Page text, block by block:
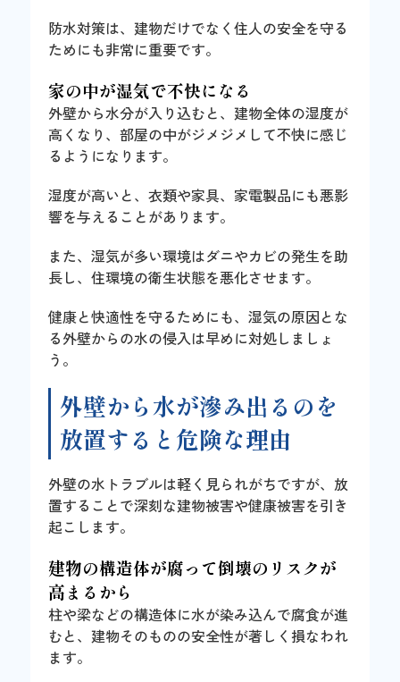
防水対策は、建物だけでなく住人の安全を守る
ためにも非常に重要です。
家の中が湿気で不快になる
外壁から水分が入り込むと、建物全体の湿度が
高くなり、部屋の中がジメジメして不快に感じ
るようになります。
湿度が高いと、衣類や家具、家電製品にも悪影
響を与えることがあります。
また、湿気が多い環境はダニやカビの発生を助
長し、住環境の衛生状態を悪化させます。
健康と快適性を守るためにも、湿気の原因とな
る外壁からの水の侵入は早めに対処しましょ
う。
外壁から水が滲み出るのを
放置すると危険な理由
外壁の水トラブルは軽く見られがちですが、放
置することで深刻な建物被害や健康被害を引き
起こします。
建物の構造体が腐って倒壊のリスクが
高まるから
柱や梁などの構造体に水が染み込んで腐食が進
むと、建物そのものの安全性が著しく損なわれ
ます。